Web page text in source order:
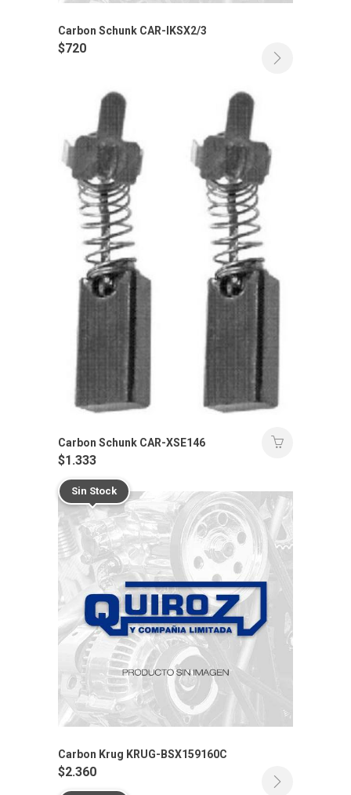
Carbon Schunk CAR-IKSX2/3
$720
Carbon Schunk CAR-XSE146
$1.333
Sin Stock
Carbon Krug KRUG-BSX159160C
$2.360